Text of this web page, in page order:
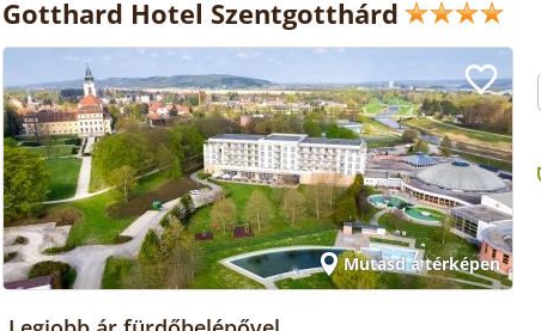
Gotthard Hotel Szentgotthárd
Mutasd a térképen